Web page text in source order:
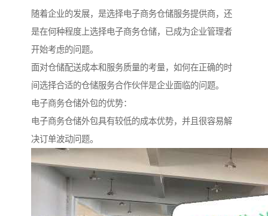
随着企业的发展，是选择电子商务仓储服务提供商，还
是在何种程度上选择电子商务仓储，已成为企业管理者
开始考虑的问题。
面对仓储配送成本和服务质量的考量，如何在正确的时
间选择合适的仓储服务合作伙伴是企业面临的问题。
电子商务仓储外包的优势：
电子商务仓储外包具有较低的成本优势，并且很容易解
决订单波动问题。